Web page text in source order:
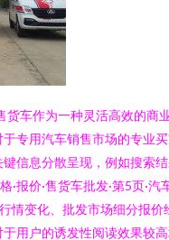
货车作为一种灵活高效的商
专用汽车销售市场的专业
信息分散呈现，例如搜索
报价·售货车批发·第5页·汽
情变化、批发市场细分报价
用户的诱发性阅读效果较